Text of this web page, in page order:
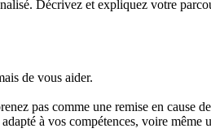
Décrivez et expliquez votre
de vous aider.
pas comme une remise en
à vos compétences, voire même